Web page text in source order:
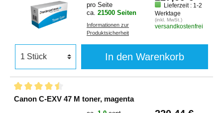
pro Seite
ca. 21500 Seiten
Informationen zur
Produktsicherheit
Lieferzeit : 1-2
Werktage
(inkl. MwSt.)
versandkostenfrei
In den Warenkorb
Canon C-EXV 47 M toner, magenta